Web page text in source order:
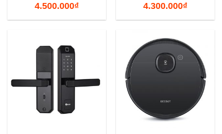
4.500.000₫ 4.300.000₫